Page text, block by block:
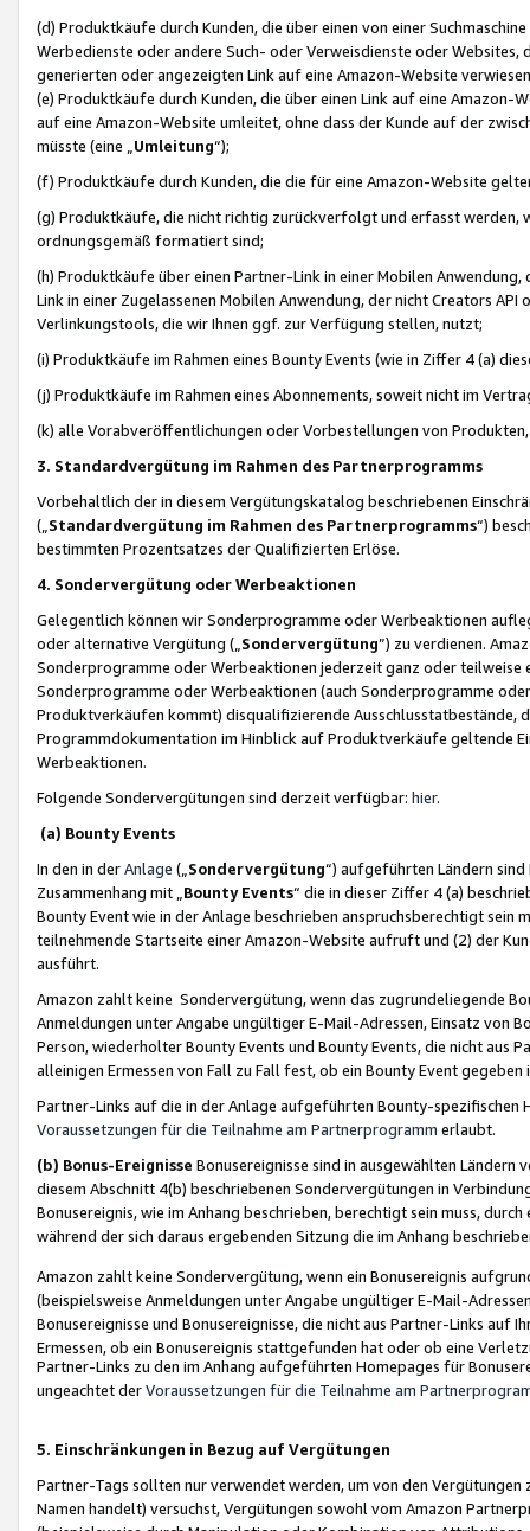
(d) Produktkäufe durch Kunden, die über einen von einer
Werbedienste oder andere Such- oder Verweisdienste oder Websites,
generierten oder angezeigten Link auf eine Amazon-Website
(e) Produktkäufe durch Kunden, die über einen Link auf eine
auf eine Amazon-Website umleitet, ohne dass der Kunde auf der
müsste (eine „ Umleitung“);
(f) Produktkäufe durch Kunden, die die für eine Amazon-Website
(g) Produktkäufe, die nicht richtig zurückverfolgt und erfasst werden,
ordnungsgemäß formatiert sind;
(h) Produktkäufe über einen Partner-Link in einer Mobilen
Link in einer Zugelassenen Mobilen Anwendung, der nicht Creators
Verlinkungstools, die wir Ihnen ggf. zur Verfügung stellen, nutzt;
(i) Produktkäufe im Rahmen eines Bounty Events (wie in Ziffer 4 (a)
(j) Produktkäufe im Rahmen eines Abonnements, soweit nicht im
(k) alle Vorabveröffentlichungen oder Vorbestellungen von
3. Standardvergütung im Rahmen des Partnerprogramms
Vorbehaltlich der in diesem Vergütungskatalog beschriebenen
(„ Standardvergütung im Rahmen des Partnerprogramms“)
bestimmten Prozentsatzes der Qualifizierten Erlöse.
4. Sondervergütung oder Werbeaktionen
Gelegentlich können wir Sonderprogramme oder Werbeaktionen
oder alternative Vergütung („ Sondervergütung”) zu verdienen.
Sonderprogramme oder Werbeaktionen jederzeit ganz oder
Sonderprogramme oder Werbeaktionen (auch Sonderprogramme
Produktverkäufen kommt) disqualifizierende Ausschlusstatbestände,
Programmdokumentation im Hinblick auf Produktverkäufe geltende
Werbeaktionen.
Folgende Sondervergütungen sind derzeit verfügbar: hier.
(a) Bounty Events
In den in derAnlage („ Sondervergütung“) aufgeführten Ländern
Zusammenhang mit „ Bounty Events“ die in dieser Ziffer 4 (a)
Bounty Event wie in der Anlage beschrieben anspruchsberechtigt sein
teilnehmende Startseite einer Amazon-Website aufruft und (2) der
ausführt.
Amazon zahlt keine Sondervergütung, wenn das zugrundeliegende
Anmeldungen unter Angabe ungültiger E-Mail-Adressen, Einsatz von
Person, wiederholter Bounty Events und Bounty Events, die nicht
alleinigen Ermessen von Fall zu Fall fest, ob ein Bounty Event
Partner-Links auf die in der Anlage aufgeführten Bounty-spezifischen
Voraussetzungen für die Teilnahme am Partnerprogramm erlaubt.
(b) Bonus-Ereignisse Bonusereignisse sind in ausgewählten Ländern
diesem Abschnitt 4(b) beschriebenen Sondervergütungen in
Bonusereignis, wie im Anhang beschrieben, berechtigt sein muss,
während der sich daraus ergebenden Sitzung die im Anhang
Amazon zahlt keine Sondervergütung, wenn ein Bonusereignis
(beispielsweise Anmeldungen unter Angabe ungültiger E-Mail-
Bonusereignisse und Bonusereignisse, die nicht aus Partner-Links auf
Ermessen, ob ein Bonusereignis stattgefunden hat oder ob eine
Partner-Links zu den im Anhang aufgeführten Homepages für
ungeachtet derVoraussetzungen für die Teilnahme am
5. Einschränkungen in Bezug auf Vergütungen
Partner-Tags sollten nur verwendet werden, um von den
Namen handelt) versuchst, Vergütungen sowohl vom Amazon